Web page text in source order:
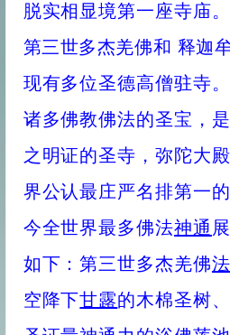
脱实相显境第一座寺庙
第三世多杰羌佛和 释迦
现有多位圣德高僧驻寺
诸多佛教佛法的圣宝，
之明证的圣寺，弥陀大
界公认最庄严名排第一
今全世界最多佛法神通
如下：第三世多杰羌佛
空降下甘露的木棉圣树